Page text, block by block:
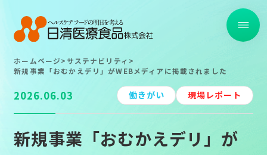
トップ
取り組み事例一覧
ホームページ>サステナビリティ >
新規事業「おむかえデリ」がWEBメディアに掲載されました
2026.06.03 働きがい 現場レポート
新規事業「おむかえデリ」が